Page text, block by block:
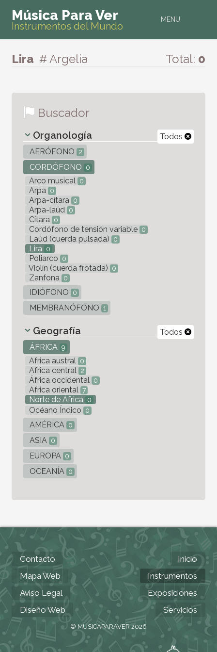
MENU
Música Para Ver
Instrumentos del Mundo
Lira # Argelia Total: 0
Buscador
Todos
Organología
AERÓFONO 2
CORDÓFONO 0
Arco musical 0
Arpa 0
Arpa-cítara 0
Arpa-laúd 0
Cítara 0
Cordófono de tensión variable 0
Laúd (cuerda pulsada) 0
Lira 0
Poliarco 0
Violín (cuerda frotada) 0
Zanfona 0
IDIÓFONO 0
MEMBRANÓFONO 1
Todos
Geografía
ÁFRICA 9
Africa austral 0
Africa central 2
África occidental 0
Africa oriental 7
Norte de África 0
Océano Índico 0
AMÉRICA 0
ASIA 0
EUROPA 0
OCEANÍA 0
Contacto
Mapa Web
Aviso Legal
Diseño Web
Inicio
Instrumentos
Exposiciones
Servicios
© MUSICAPARAVER 2026